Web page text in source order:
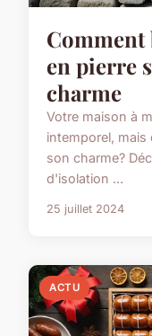
en pierre
charme
Votre maison à
intemporel,
son charme?
d'isolation ...
25 juillet 2024
ACTU